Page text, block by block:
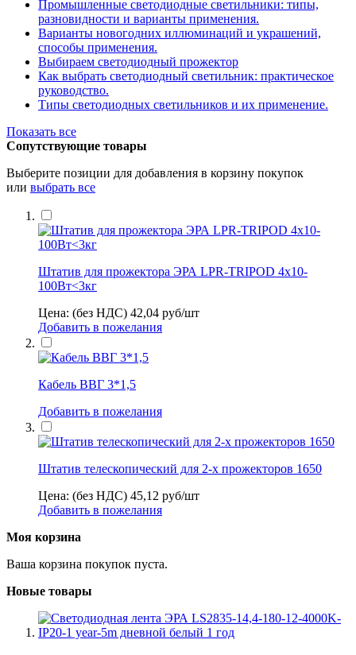
Промышленные светодиодные светильники: типы,
разновидности и варианты применения.
Варианты новогодних иллюминаций и украшений,
способы применения.
Выбираем светодиодный прожектор
Как выбрать светодиодный светильник: практическое
руководство.
Типы светодиодных светильников и их применение.
Показать все
Сопутствующие товары
Выберите позиции для добавления в корзину покупок
или выбрать все
Штатив для прожектора ЭРА LPR-TRIPOD 4х10-
100Вт<3кг
Цена: (без НДС) 42,04 руб/шт
Добавить в пожелания
Кабель ВВГ 3*1,5
Добавить в пожелания
Штатив телескопический для 2-х прожекторов 1650
Цена: (без НДС) 45,12 руб/шт
Добавить в пожелания
Моя корзина
Ваша корзина покупок пуста.
Новые товары